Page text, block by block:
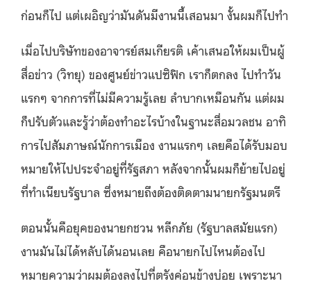
ก่อนก็ไป แต่เผอิญว่ามันดันมีงานนี้เสอนมา งั้นผมก็ไปทำ
เมื่อไปบริษัทของอาจารย์สมเกียรติ เค้าเสนอให้ผมเป็นผู้
สื่อข่าว (วิทยุ) ของศูนย์ข่าวแปซิฟิก เราก็ตกลง ไปทำวัน
แรกๆ จากการที่ไม่มีความรู้เลย ลำบากเหมือนกัน แต่ผม
ก็ปรับตัวและรู้ว่าต้องทำอะไรบ้างในฐานะสื่อมวลชน อาทิ
การไปสัมภาษณ์นักการเมือง งานแรกๆ เลยคือได้รับมอบ
หมายให้ไปประจำอยู่ที่รัฐสภา หลังจากนั้นผมก็ย้ายไปอยู่
ที่ทำเนียบรัฐบาล ซึ่งหมายถึงต้องติดตามนายกรัฐมนตรี
ตอนนั้นคือยุคของนายกชวน หลีกภัย (รัฐบาลสมัยแรก)
งานมันไม่ได้หลับได้นอนเลย คือนายกไปไหนต้องไป
หมายความว่าผมต้องลงไปที่ตรังค่อนข้างบ่อย เพราะนา